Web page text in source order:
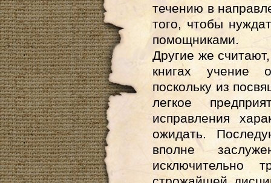
течению в
того, чтобы
помощниками.
Другие же
книгах
поскольку из
легкое
исправления
ожидать.
вполне
исключительно